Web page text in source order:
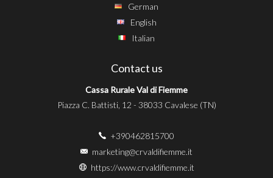
German
English
Italian
Contact us
Cassa Rurale Val di Fiemme
Piazza C. Battisti, 12 - 38033 Cavalese (TN)
+390462815700
marketing@crvaldifiemme.it
https://www.crvaldifiemme.it